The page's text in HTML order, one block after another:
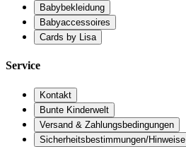
Babybekleidung
Babyaccessoires
Cards by Lisa
Service
Kontakt
Bunte Kinderwelt
Versand & Zahlungsbedingungen
Sicherheitsbestimmungen/Hinweise